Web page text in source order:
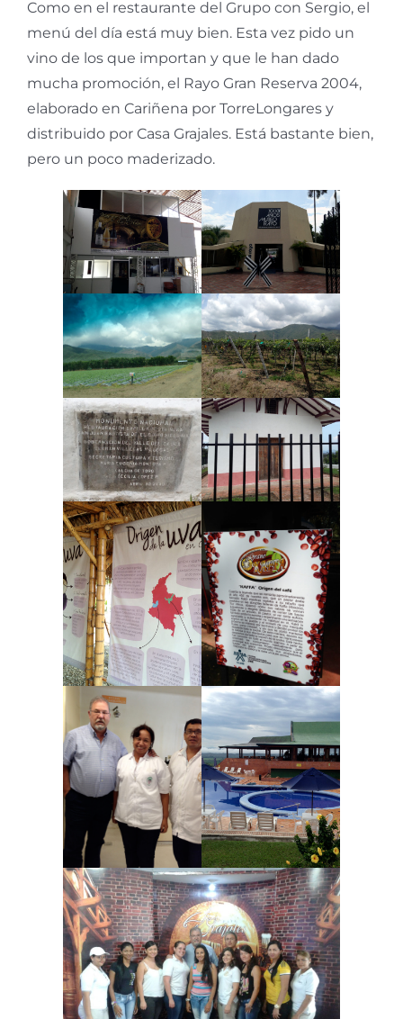
Como en el restaurante del Grupo con Sergio, el
menú del día está muy bien. Esta vez pido un
vino de los que importan y que le han dado
mucha promoción, el Rayo Gran Reserva 2004,
elaborado en Cariñena por TorreLongares y
distribuido por Casa Grajales. Está bastante bien,
pero un poco maderizado.